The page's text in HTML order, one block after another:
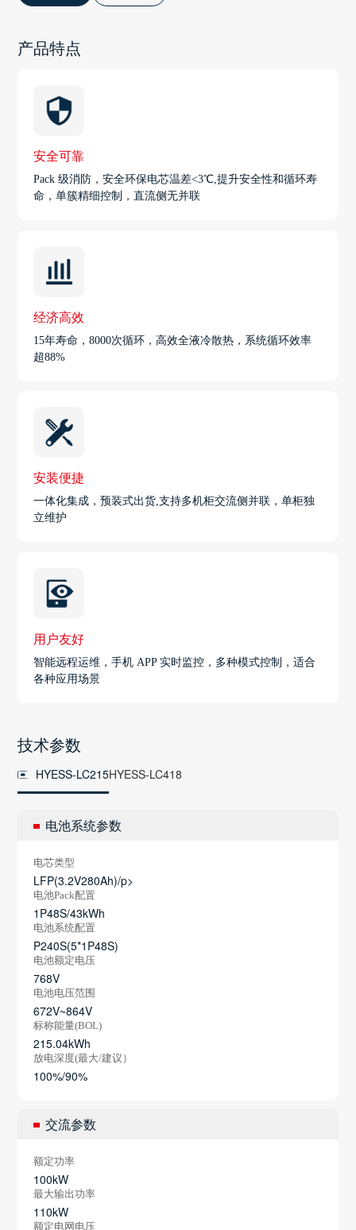
产品特点
安全可靠
Pack 级消防，安全环保电芯温差<3℃,提升安全性和循环寿
命，单簇精细控制，直流侧无并联
经济高效
15年寿命，8000次循环，高效全液冷散热，系统循环效率
超88%
安装便捷
一体化集成，预装式出货,支持多机柜交流侧并联，单柜独
立维护
用户友好
智能远程运维，手机 APP 实时监控，多种模式控制，适合
各种应用场景
技术参数
HYESS-LC215HYESS-LC418
电池系统参数
电芯类型
LFP(3.2V280Ah)/p>
电池Pack配置
1P48S/43kWh
电池系统配置
P240S(5*1P48S)
电池额定电压
768V
电池电压范围
672V~864V
标称能量(BOL)
215.04kWh
放电深度(最大/建议）
100%/90%
交流参数
额定功率
100kW
最大输出功率
110kW
额定电网电压